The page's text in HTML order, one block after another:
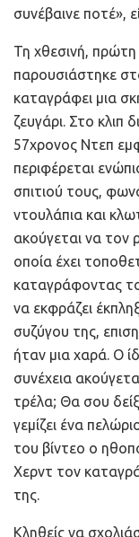
συνέβαινε ποτέ»,
Τη χθεσινή, πρώτη
παρουσιάστηκε
καταγράφει μια
ζευγάρι. Στο κλιπ
57χρονος Ντεπ
περιφέρεται
σπιτιού τους,
ντουλάπια και
ακούγεται να τον
οποία έχει
καταγράφοντας
να εκφράζει
συζύγου της,
ήταν μια χαρά. Ο
συνέχεια
τρέλα; Θα σου
γεμίζει ένα
του βίντεο ο
Χερντ τον
της.
Κληθείς να